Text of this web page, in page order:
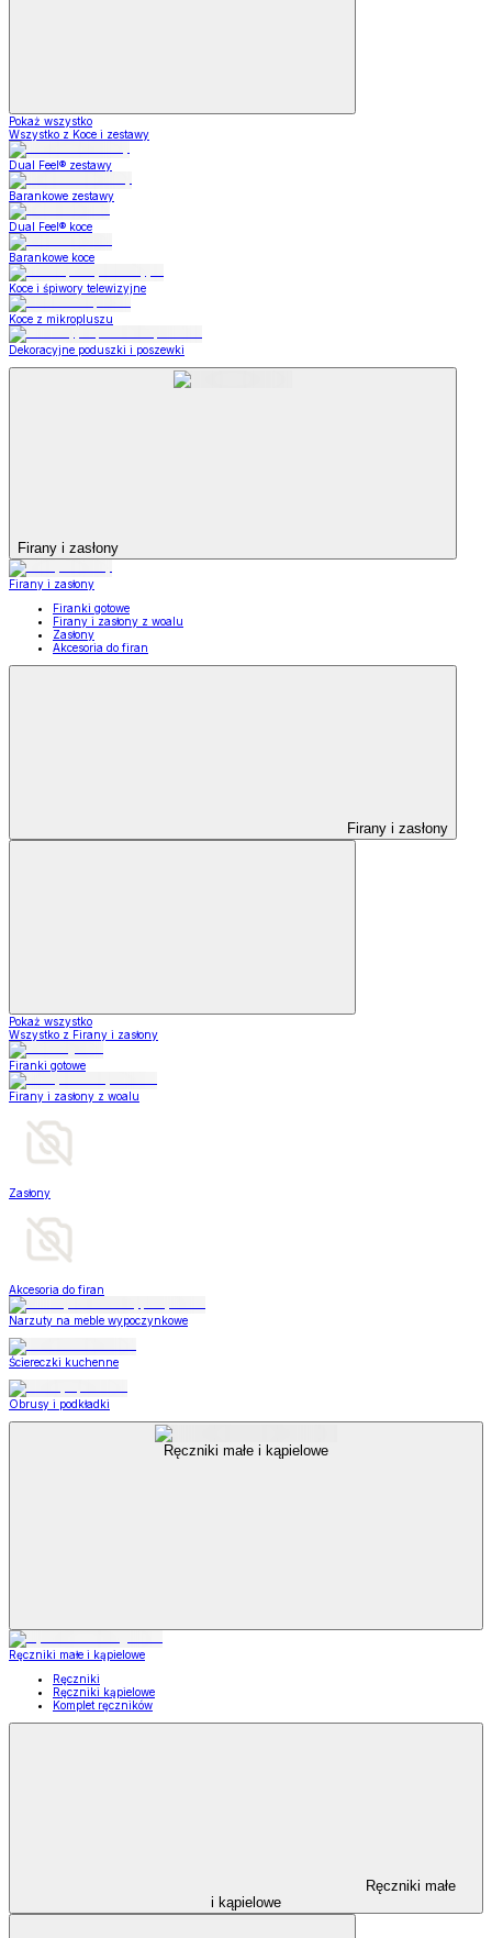
Pokaż wszystko
Wszystko z Koce i zestawy
Dual Feel® zestawy
Barankowe zestawy
Dual Feel® koce
Barankowe koce
Koce i śpiwory telewizyjne
Koce z mikropluszu
Dekoracyjne poduszki i poszewki
Firany i zasłony
Firany i zasłony
Firanki gotowe
Firany i zasłony z woalu
Zasłony
Akcesoria do firan
Firany i zasłony
Pokaż wszystko
Wszystko z Firany i zasłony
Firanki gotowe
Firany i zasłony z woalu
Zasłony
Akcesoria do firan
Narzuty na meble wypoczynkowe
Ściereczki kuchenne
Obrusy i podkładki
Ręczniki małe i kąpielowe
Ręczniki małe i kąpielowe
Ręczniki
Ręczniki kąpielowe
Komplet ręczników
Ręczniki małe
i kąpielowe